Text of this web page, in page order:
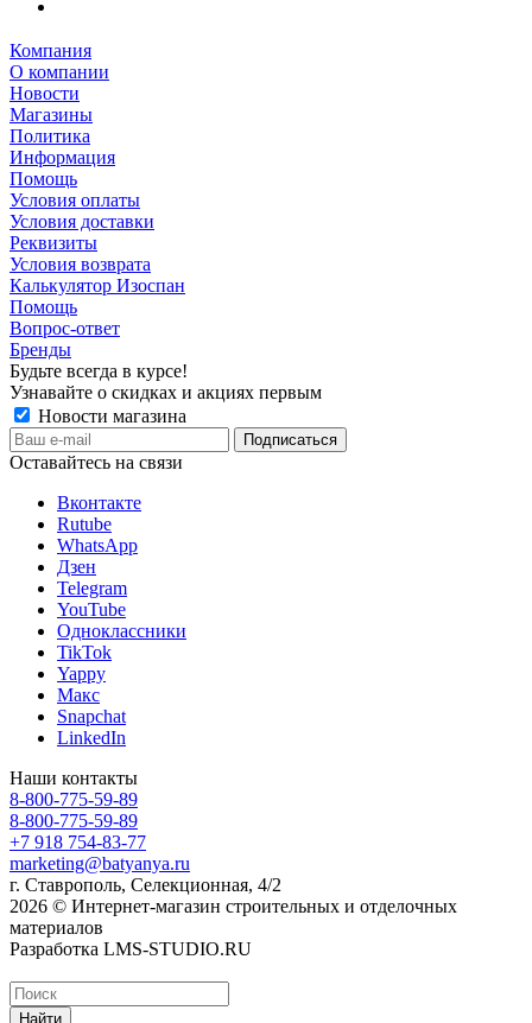
Компания
О компании
Новости
Магазины
Политика
Информация
Помощь
Условия оплаты
Условия доставки
Реквизиты
Условия возврата
Калькулятор Изоспан
Помощь
Вопрос-ответ
Бренды
Будьте всегда в курсе!
Узнавайте о скидках и акциях первым
Новости магазина
Оставайтесь на связи
Вконтакте
Rutube
WhatsApp
Дзен
Telegram
YouTube
Одноклассники
TikTok
Yappy
Макс
Snapchat
LinkedIn
Наши контакты
8-800-775-59-89
8-800-775-59-89
+7 918 754-83-77
marketing@batyanya.ru
г. Ставрополь, Селекционная, 4/2
2026 © Интернет-магазин строительных и отделочных
материалов
Разработка LMS-STUDIO.RU
Найти